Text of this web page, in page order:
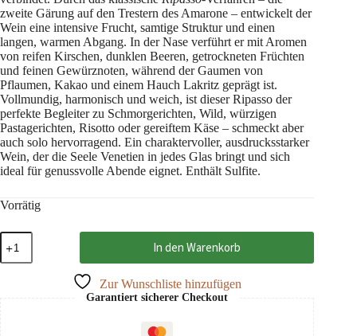
zweite Gärung auf den Trestern des Amarone – entwickelt der
Wein eine intensive Frucht, samtige Struktur und einen
langen, warmen Abgang. In der Nase verführt er mit Aromen
von reifen Kirschen, dunklen Beeren, getrockneten Früchten
und feinen Gewürznoten, während der Gaumen von
Pflaumen, Kakao und einem Hauch Lakritz geprägt ist.
Vollmundig, harmonisch und weich, ist dieser Ripasso der
perfekte Begleiter zu Schmorgerichten, Wild, würzigen
Pastagerichten, Risotto oder gereiftem Käse – schmeckt aber
auch solo hervorragend. Ein charaktervoller, ausdrucksstarker
Wein, der die Seele Venetien in jedes Glas bringt und sich
ideal für genussvolle Abende eignet. Enthält Sulfite.
Vorrätig
Ripasso
della
Valpolicella
In den Warenkorb
Zur Wunschliste hinzufügen
Garantiert sicherer Checkout